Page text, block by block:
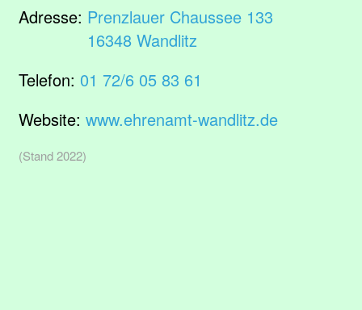
Adresse: Prenzlauer Chaussee 133
16348 Wandlitz
Telefon: 01 72/6 05 83 61
Website: www.ehrenamt-wandlitz.de
(Stand 2022)